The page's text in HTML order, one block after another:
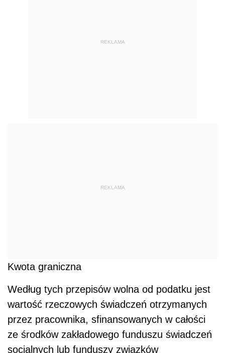
REKLAMA
REKLAMA
Kwota graniczna
Według tych przepisów wolna od podatku jest
wartość rzeczowych świadczeń otrzymanych
przez pracownika, sfinansowanych w całości
ze środków zakładowego funduszu świadczeń
socjalnych lub funduszy związków